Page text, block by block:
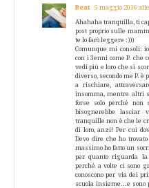
Beat 5 maggio 2016
Ahahaha tranquilla, ti
post proprio sulle
te lo farò leggere :)))
Comunque mi consoli:
con i 3enni come P. che
vedi più e loro che si
diverso, secondo me P. è
a rischiare,
insomma, mentre altri
forse solo perché non
bisognerebbe lasciar
tranquille non è che le
di loro, anzi! Per cui
Devo dire che ho
massimo ho fatto un
per quanto riguarda
perché a volte ci sono
conoscono per via dei
scuola insieme...e